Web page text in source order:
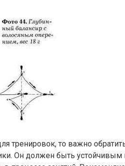
тренировок, то важно
Он должен быть